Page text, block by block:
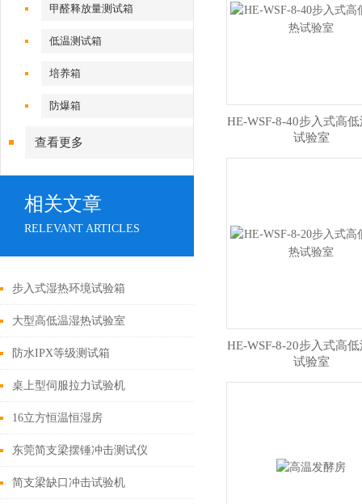
甲醛释放量测试箱
低温测试箱
培养箱
防爆箱
查看更多
相关文章
RELEVANT ARTICLES
步入式湿热环境试验箱
大型高低温湿热试验室
防水IPX等级测试箱
桌上型伺服拉力试验机
16立方恒温恒湿房
东莞简支梁摆锤冲击测试仪
简支梁缺口冲击试验机
HE-WSF-8-40步入式高
试验室
HE-WSF-8-20步入式高
试验室